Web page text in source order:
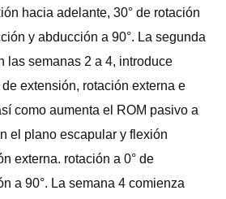
hacia adelante, 30° de rotación
y abducción a 90°. La segunda
las semanas 2 a 4, introduce
extensión, rotación externa e
como aumenta el ROM pasivo a
el plano escapular y flexión
externa. rotación a 0° de
a 90°. La semana 4 comienza